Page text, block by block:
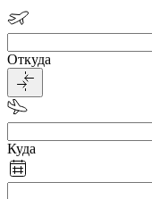
Откуда
Куда